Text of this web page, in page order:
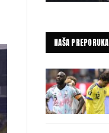
NAŠA PREPORUKA